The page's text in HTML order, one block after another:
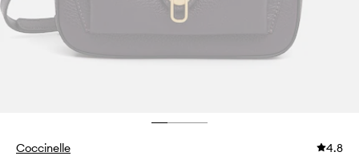
Coccinelle 4.8